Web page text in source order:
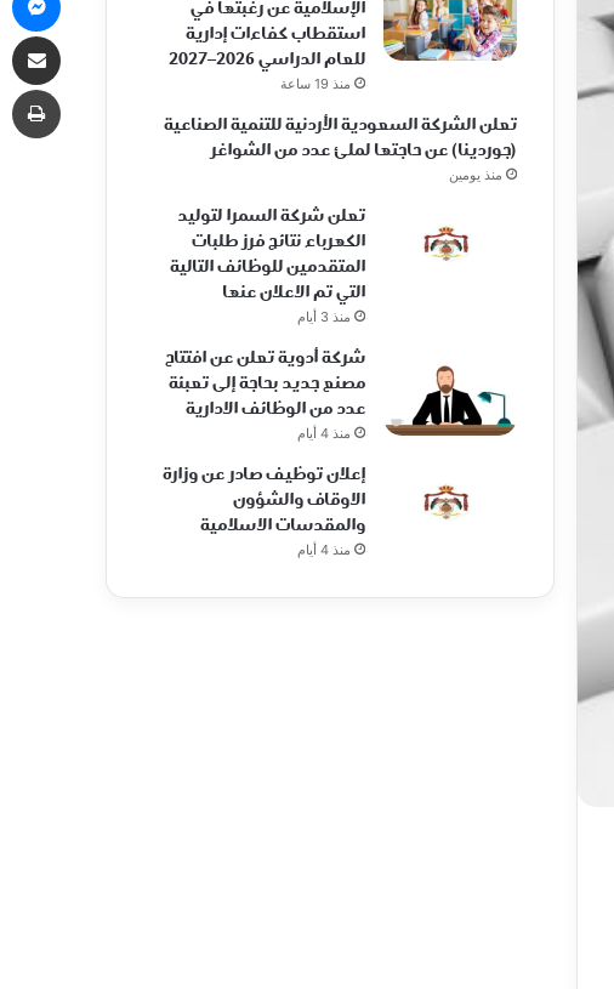
الإسلامية عن رغبتها في
استقطاب كفاءات إدارية
للعام الدراسي 2026–2027
منذ 19 ساعة
تعلن الشركة السعودية الأردنية للتنمية الصناعية
(جوردينا) عن حاجتها لملئ عدد من الشواغر
منذ يومين
تعلن شركة السمرا لتوليد
الكهرباء نتائج فرز طلبات
المتقدمين للوظائف التالية
التي تم الاعلان عنها
منذ 3 أيام
شركة أدوية تعلن عن افتتاح
مصنع جديد بحاجة إلى تعبئة
عدد من الوظائف الادارية
منذ 4 أيام
إعلان توظيف صادر عن وزارة
الاوقاف والشؤون
والمقدسات الاسلامية
منذ 4 أيام